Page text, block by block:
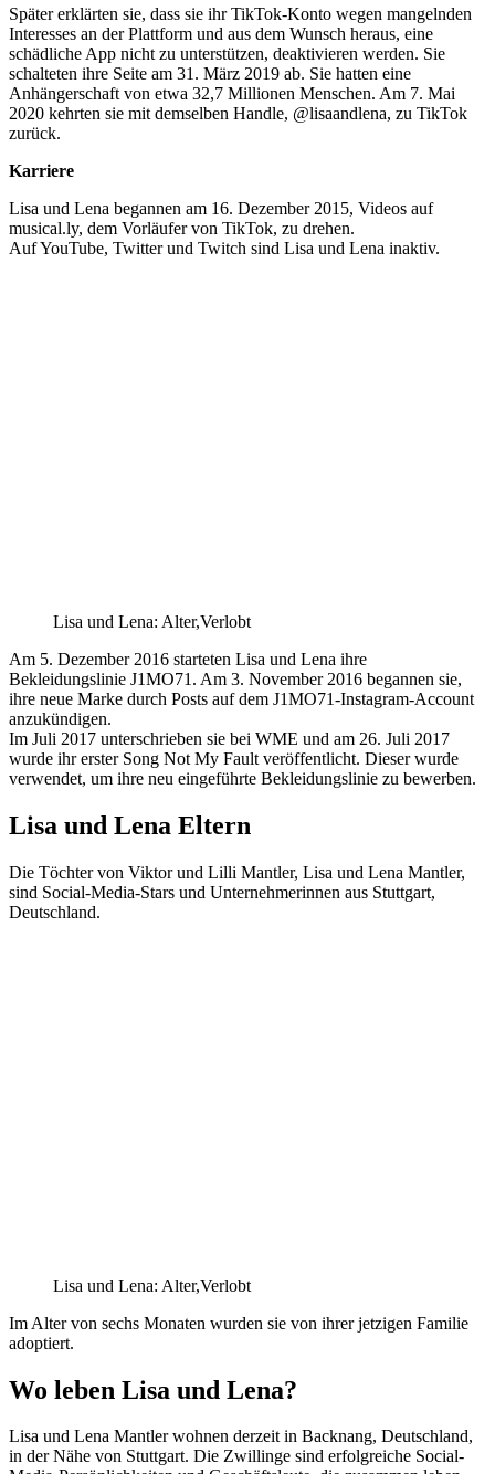
Später erklärten sie, dass sie ihr TikTok-Konto wegen mangelnden
Interesses an der Plattform und aus dem Wunsch heraus, eine
schädliche App nicht zu unterstützen, deaktivieren werden. Sie
schalteten ihre Seite am 31. März 2019 ab. Sie hatten eine
Anhängerschaft von etwa 32,7 Millionen Menschen. Am 7. Mai
2020 kehrten sie mit demselben Handle, @lisaandlena, zu TikTok
zurück.
Karriere
Lisa und Lena begannen am 16. Dezember 2015, Videos auf
musical.ly, dem Vorläufer von TikTok, zu drehen.
Auf YouTube, Twitter und Twitch sind Lisa und Lena inaktiv.
Lisa und Lena: Alter,Verlobt
Am 5. Dezember 2016 starteten Lisa und Lena ihre
Bekleidungslinie J1MO71. Am 3. November 2016 begannen sie,
ihre neue Marke durch Posts auf dem J1MO71-Instagram-Account
anzukündigen.
Im Juli 2017 unterschrieben sie bei WME und am 26. Juli 2017
wurde ihr erster Song Not My Fault veröffentlicht. Dieser wurde
verwendet, um ihre neu eingeführte Bekleidungslinie zu bewerben.
Lisa und Lena Eltern
Die Töchter von Viktor und Lilli Mantler, Lisa und Lena Mantler,
sind Social-Media-Stars und Unternehmerinnen aus Stuttgart,
Deutschland.
Lisa und Lena: Alter,Verlobt
Im Alter von sechs Monaten wurden sie von ihrer jetzigen Familie
adoptiert.
Wo leben Lisa und Lena?
Lisa und Lena Mantler wohnen derzeit in Backnang, Deutschland,
in der Nähe von Stuttgart. Die Zwillinge sind erfolgreiche Social-